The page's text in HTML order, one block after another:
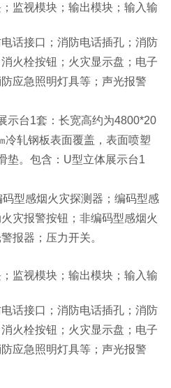
监视模块；输出模块；输入输
话接口；消防电话插孔；消防
火栓按钮；火灾显示盘；电子
应急照明灯具等；声光报警
示台1套：长宽高约为4800*20
冷轧钢板表面覆盖，表面喷塑
垫。包含：U型立体展示台1
型感烟火灾探测器；编码型感
灾报警按钮；非编码型感烟火
报器；压力开关。
监视模块；输出模块；输入输
话接口；消防电话插孔；消防
火栓按钮；火灾显示盘；电子
应急照明灯具等；声光报警